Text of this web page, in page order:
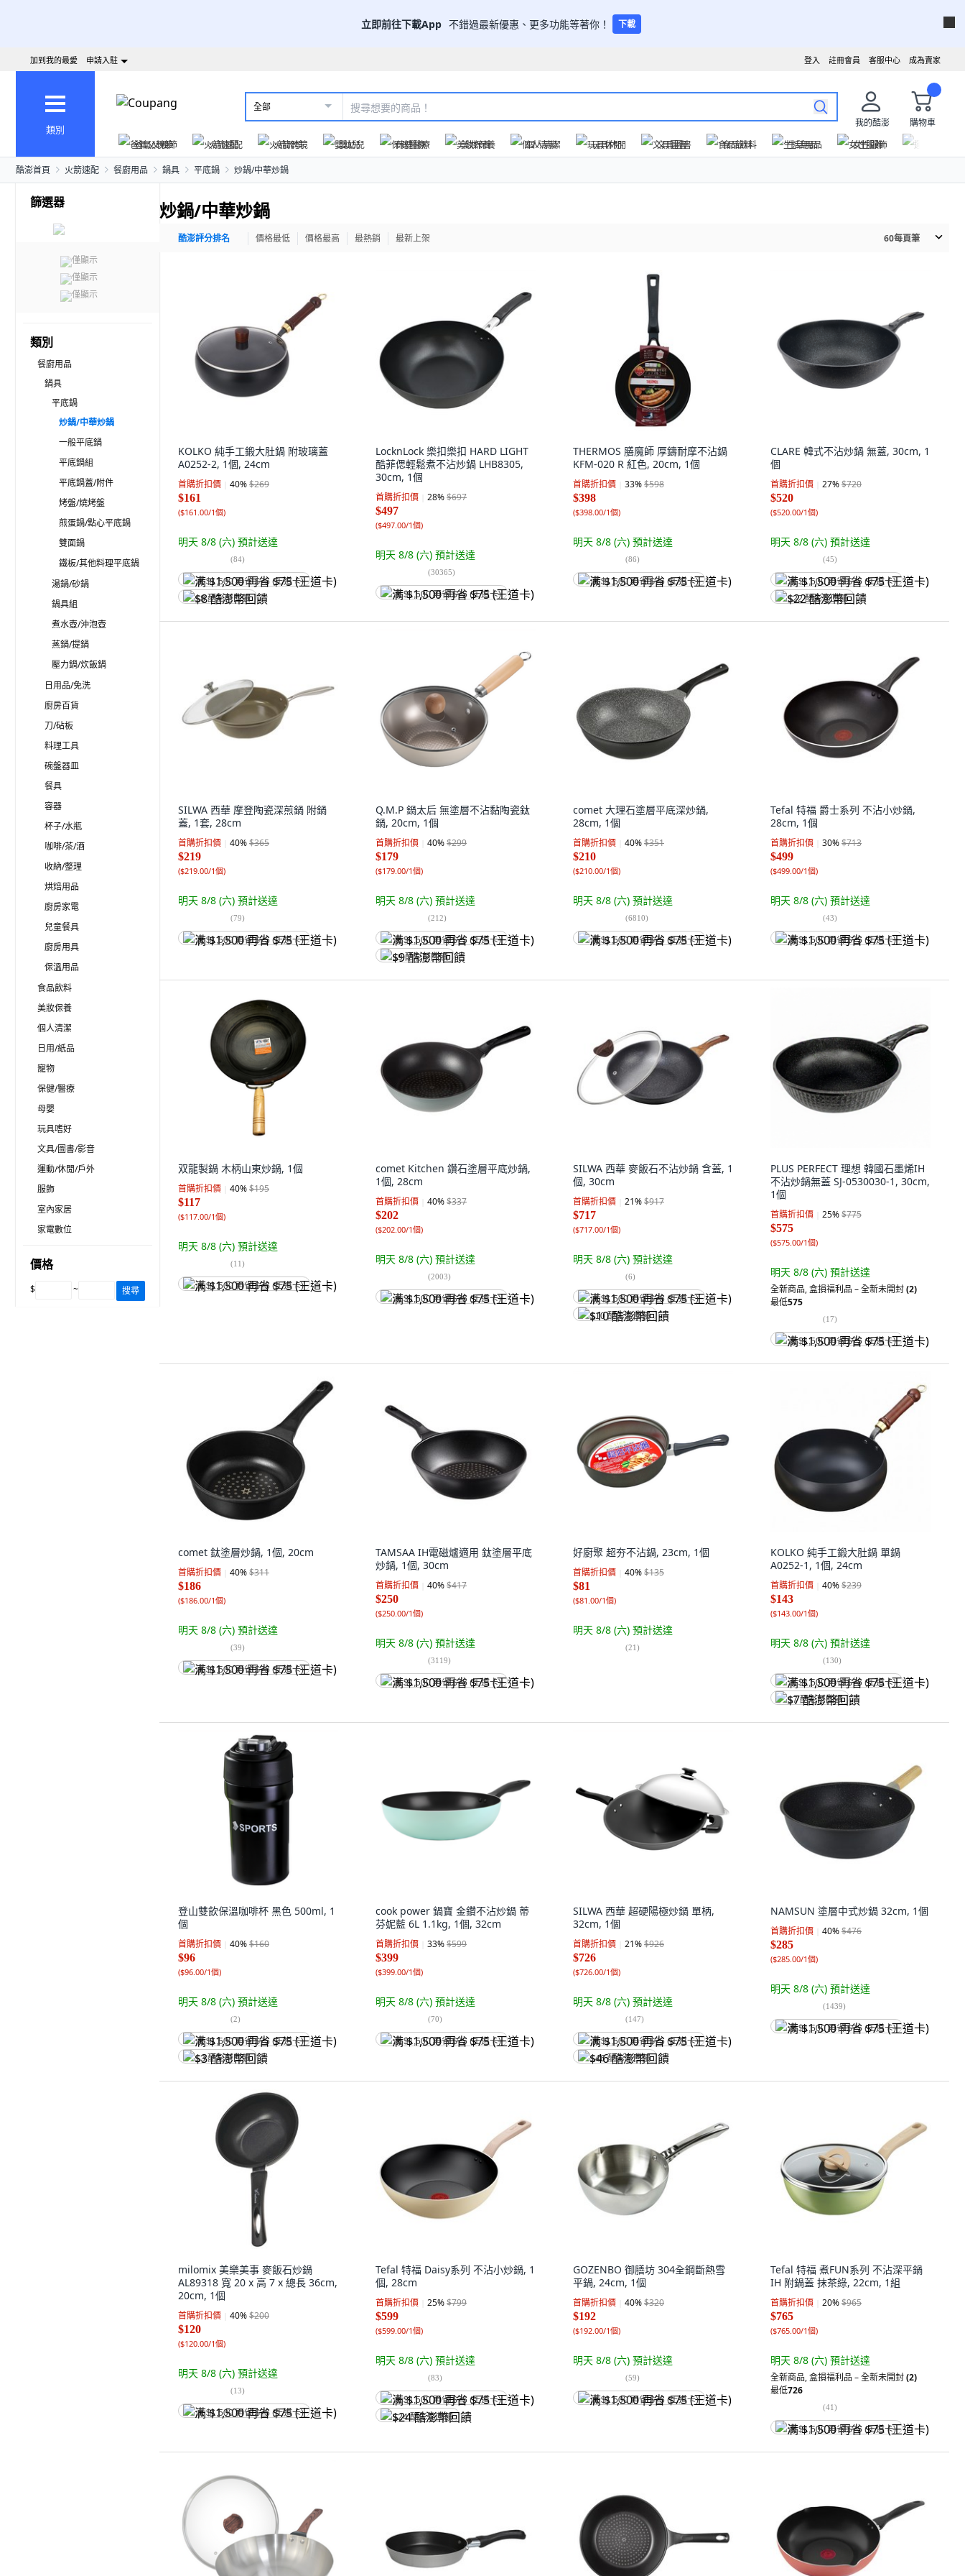
立即前往下載App 不錯過最新優惠、更多功能等著你！ 下載
成為賣家
客服中心
註冊會員
登入
加到我的最愛 申請入駐
類別
全部
我的酷澎
購物車
爸氣父親節
火箭速配 火箭跨境 嬰幼兒 保健醫療 美妝保養 個人清潔 玩具休閒 文具圖書 食品飲料 生活用品 女性服飾
酷澎首頁 火箭速配 餐廚用品 鍋具 平底鍋 炒鍋/中華炒鍋
篩選器
僅顯示
僅顯示
僅顯示
類別
餐廚用品
鍋具
平底鍋
炒鍋/中華炒鍋
一般平底鍋
平底鍋組
平底鍋蓋/附件
烤盤/燒烤盤
煎蛋鍋/點心平底鍋
雙面鍋
鐵板/其他料理平底鍋
湯鍋/砂鍋
鍋具組
煮水壺/沖泡壺
蒸鍋/提鍋
壓力鍋/炊飯鍋
日用品/免洗
廚房百貨
刀/砧板
料理工具
碗盤器皿
餐具
容器
杯子/水瓶
咖啡/茶/酒
收納/整理
烘焙用品
廚房家電
兒童餐具
廚房用具
保溫用品
食品飲料
美妝保養
個人清潔
日用/紙品
寵物
保健/醫療
母嬰
玩具嗜好
文具/圖書/影音
運動/休閒/戶外
服飾
室內家居
家電數位
價格
$ ~ 搜尋
炒鍋/中華炒鍋
酷澎評分排名 價格最低 價格最高 最熱銷 最新上架 60每頁筆
KOLKO 純手工鍛大肚鍋 附玻璃蓋
A0252-2, 1個, 24cm
首購折扣價 40%$269
$161
($161.00/1個)
明天 8/8 (六) 預計送達
(84)
满 $1,500 再省 $75 (王道卡)
$8 酷澎幣回饋
LocknLock 樂扣樂扣 HARD LIGHT
酷菲偲輕鬆煮不沾炒鍋 LHB8305,
30cm, 1個
首購折扣價 28%$697
$497
($497.00/1個)
明天 8/8 (六) 預計送達
(30365)
满 $1,500 再省 $75 (王道卡)
THERMOS 膳魔師 厚鑄耐摩不沾鍋
KFM-020 R 紅色, 20cm, 1個
首購折扣價 33%$598
$398
($398.00/1個)
明天 8/8 (六) 預計送達
(86)
满 $1,500 再省 $75 (王道卡)
CLARE 韓式不沾炒鍋 無蓋, 30cm, 1
個
首購折扣價 27%$720
$520
($520.00/1個)
明天 8/8 (六) 預計送達
(45)
满 $1,500 再省 $75 (王道卡)
$22 酷澎幣回饋
SILWA 西華 摩登陶瓷深煎鍋 附鍋
蓋, 1套, 28cm
首購折扣價 40%$365
$219
($219.00/1個)
明天 8/8 (六) 預計送達
(79)
满 $1,500 再省 $75 (王道卡)
Q.M.P 鍋太后 無塗層不沾黏陶瓷鈦
鍋, 20cm, 1個
首購折扣價 40%$299
$179
($179.00/1個)
明天 8/8 (六) 預計送達
(212)
满 $1,500 再省 $75 (王道卡)
$9 酷澎幣回饋
comet 大理石塗層平底深炒鍋,
28cm, 1個
首購折扣價 40%$351
$210
($210.00/1個)
明天 8/8 (六) 預計送達
(6810)
满 $1,500 再省 $75 (王道卡)
Tefal 特福 爵士系列 不沾小炒鍋,
28cm, 1個
首購折扣價 30%$713
$499
($499.00/1個)
明天 8/8 (六) 預計送達
(43)
满 $1,500 再省 $75 (王道卡)
双龍製鍋 木柄山東炒鍋, 1個
首購折扣價 40%$195
$117
($117.00/1個)
明天 8/8 (六) 預計送達
(11)
满 $1,500 再省 $75 (王道卡)
comet Kitchen 鑽石塗層平底炒鍋,
1個, 28cm
首購折扣價 40%$337
$202
($202.00/1個)
明天 8/8 (六) 預計送達
(2003)
满 $1,500 再省 $75 (王道卡)
SILWA 西華 麥飯石不沾炒鍋 含蓋, 1
個, 30cm
首購折扣價 21%$917
$717
($717.00/1個)
明天 8/8 (六) 預計送達
(6)
满 $1,500 再省 $75 (王道卡)
$10 酷澎幣回饋
PLUS PERFECT 理想 韓國石墨烯IH
不沾炒鍋無蓋 SJ-0530030-1, 30cm,
1個
首購折扣價 25%$775
$575
($575.00/1個)
明天 8/8 (六) 預計送達
全新商品,盒損福利品 – 全新未開封(2)
最低575
(17)
满 $1,500 再省 $75 (王道卡)
comet 鈦塗層炒鍋, 1個, 20cm
首購折扣價 40%$311
$186
($186.00/1個)
明天 8/8 (六) 預計送達
(39)
满 $1,500 再省 $75 (王道卡)
TAMSAA IH電磁爐適用 鈦塗層平底
炒鍋, 1個, 30cm
首購折扣價 40%$417
$250
($250.00/1個)
明天 8/8 (六) 預計送達
(3119)
满 $1,500 再省 $75 (王道卡)
好廚聚 超夯不沾鍋, 23cm, 1個
首購折扣價 40%$135
$81
($81.00/1個)
明天 8/8 (六) 預計送達
(21)
KOLKO 純手工鍛大肚鍋 單鍋
A0252-1, 1個, 24cm
首購折扣價 40%$239
$143
($143.00/1個)
明天 8/8 (六) 預計送達
(130)
满 $1,500 再省 $75 (王道卡)
$7 酷澎幣回饋
登山雙飲保溫咖啡杯 黑色 500ml, 1
個
首購折扣價 40%$160
$96
($96.00/1個)
明天 8/8 (六) 預計送達
(2)
满 $1,500 再省 $75 (王道卡)
$3 酷澎幣回饋
cook power 鍋寶 金鑽不沾炒鍋 蒂
芬妮藍 6L 1.1kg, 1個, 32cm
首購折扣價 33%$599
$399
($399.00/1個)
明天 8/8 (六) 預計送達
(70)
满 $1,500 再省 $75 (王道卡)
SILWA 西華 超硬陽極炒鍋 單柄,
32cm, 1個
首購折扣價 21%$926
$726
($726.00/1個)
明天 8/8 (六) 預計送達
(147)
满 $1,500 再省 $75 (王道卡)
$46 酷澎幣回饋
NAMSUN 塗層中式炒鍋 32cm, 1個
首購折扣價 40%$476
$285
($285.00/1個)
明天 8/8 (六) 預計送達
(1439)
满 $1,500 再省 $75 (王道卡)
milomix 美樂美事 麥飯石炒鍋
AL89318 寬 20 x 高 7 x 總長 36cm,
20cm, 1個
首購折扣價 40%$200
$120
($120.00/1個)
明天 8/8 (六) 預計送達
(13)
满 $1,500 再省 $75 (王道卡)
Tefal 特福 Daisy系列 不沾小炒鍋, 1
個, 28cm
首購折扣價 25%$799
$599
($599.00/1個)
明天 8/8 (六) 預計送達
(83)
满 $1,500 再省 $75 (王道卡)
$24 酷澎幣回饋
GOZENBO 御膳坊 304全鋼斷熱雪
平鍋, 24cm, 1個
首購折扣價 40%$320
$192
($192.00/1個)
明天 8/8 (六) 預計送達
(59)
满 $1,500 再省 $75 (王道卡)
Tefal 特福 煮FUN系列 不沾深平鍋
IH 附鍋蓋 抹茶綠, 22cm, 1組
首購折扣價 20%$965
$765
($765.00/1個)
明天 8/8 (六) 預計送達
全新商品,盒損福利品 – 全新未開封(2)
最低726
(41)
满 $1,500 再省 $75 (王道卡)